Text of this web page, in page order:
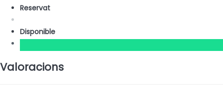
Reservat
Disponible
Valoracions